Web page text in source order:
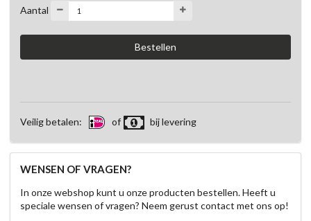
Aantal
Veilig betalen: of bij levering
WENSEN OF VRAGEN?
In onze webshop kunt u onze producten bestellen. Heeft u
speciale wensen of vragen? Neem gerust contact met ons op!